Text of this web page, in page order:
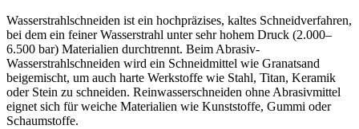
Wasserstrahlschneiden ist ein hochpräzises, kaltes Schneidverfahren,
bei dem ein feiner Wasserstrahl unter sehr hohem Druck (2.000–
6.500 bar) Materialien durchtrennt. Beim Abrasiv-
Wasserstrahlschneiden wird ein Schneidmittel wie Granatsand
beigemischt, um auch harte Werkstoffe wie Stahl, Titan, Keramik
oder Stein zu schneiden. Reinwasserschneiden ohne Abrasivmittel
eignet sich für weiche Materialien wie Kunststoffe, Gummi oder
Schaumstoffe.